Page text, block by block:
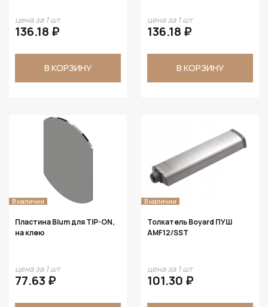
цена за 1 шт
136.18 ₽
В КОРЗИНУ
цена за 1 шт
136.18 ₽
В КОРЗИНУ
В наличии
Пластина Blum для TIP-ON,
на клею
цена за 1 шт
77.63 ₽
В наличии
Толкатель Boyard ПУШ
AMF12/SST
цена за 1 шт
101.30 ₽